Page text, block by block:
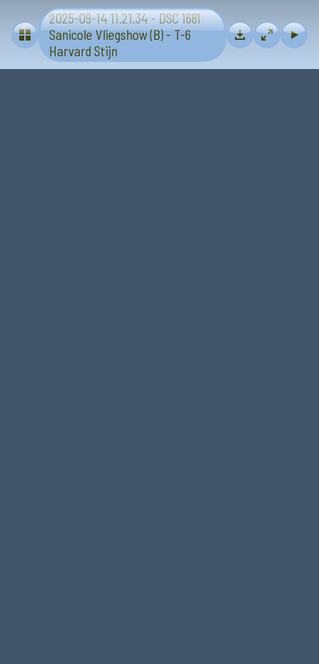
Vliegtuigen - Sanicole (B) 13 en 14 september 2025
2025-09-14 11.21.34 - DSC 1681
Sanicole Vliegshow (B) - T-6
Harvard Stijn